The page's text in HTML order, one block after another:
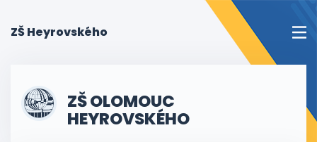
ZŠ Heyrovského
ZŠ OLOMOUC
HEYROVSKÉHO